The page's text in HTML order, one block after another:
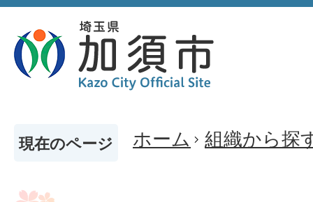
現在のページ ホーム 組織から探